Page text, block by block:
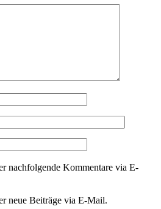
nachfolgende Kommentare via E-
neue Beiträge via E-Mail.